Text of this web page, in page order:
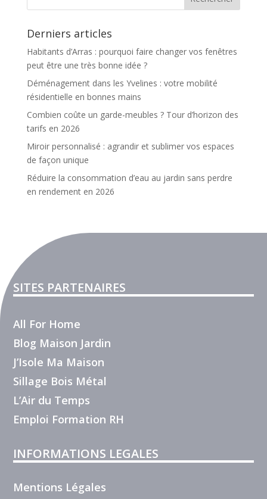
Derniers articles
Habitants d’Arras : pourquoi faire changer vos fenêtres
peut être une très bonne idée ?
Déménagement dans les Yvelines : votre mobilité
résidentielle en bonnes mains
Combien coûte un garde-meubles ? Tour d’horizon des
tarifs en 2026
Miroir personnalisé : agrandir et sublimer vos espaces
de façon unique
Réduire la consommation d’eau au jardin sans perdre
en rendement en 2026
SITES PARTENAIRES
All For Home
Blog Maison Jardin
J’Isole Ma Maison
Sillage Bois Métal
L’Air du Temps
Emploi Formation RH
INFORMATIONS LEGALES
Mentions Légales